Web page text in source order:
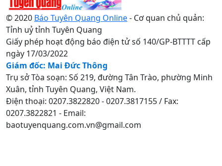
© 2020 Báo Tuyên Quang Online- Cơ quan chủ quản:
Tỉnh uỷ tỉnh Tuyên Quang
Giấy phép hoạt động báo điện tử số 140/GP-BTTTT cấp
ngày 17/03/2022
Giám đốc: Mai Đức Thông
Trụ sở Tòa soạn: Số 219, đường Tân Trào, phường Minh
Xuân, tỉnh Tuyên Quang, Việt Nam.
Điện thoại: 0207.3822820 - 0207.3817155 / Fax:
0207.3822821 - Email:
baotuyenquang.com.vn@gmail.com